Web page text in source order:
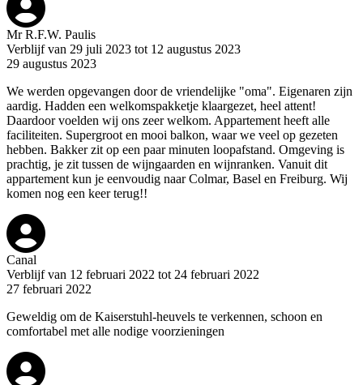
Mr R.F.W. Paulis
Verblijf van 29 juli 2023 tot 12 augustus 2023
29 augustus 2023
We werden opgevangen door de vriendelijke "oma". Eigenaren zijn
aardig. Hadden een welkomspakketje klaargezet, heel attent!
Daardoor voelden wij ons zeer welkom. Appartement heeft alle
faciliteiten. Supergroot en mooi balkon, waar we veel op gezeten
hebben. Bakker zit op een paar minuten loopafstand. Omgeving is
prachtig, je zit tussen de wijngaarden en wijnranken. Vanuit dit
appartement kun je eenvoudig naar Colmar, Basel en Freiburg. Wij
komen nog een keer terug!!
Canal
Verblijf van 12 februari 2022 tot 24 februari 2022
27 februari 2022
Geweldig om de Kaiserstuhl-heuvels te verkennen, schoon en
comfortabel met alle nodige voorzieningen